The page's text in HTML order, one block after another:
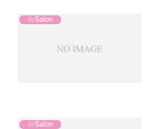
☆Salon
☆Salon